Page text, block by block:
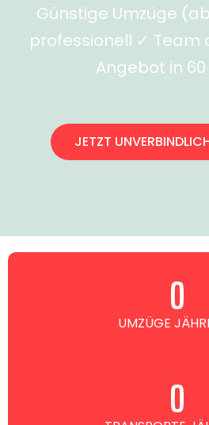
Günstige Umzüge
professionell ✓ Team
Angebot in 60
JETZT
UMZÜGE0
0